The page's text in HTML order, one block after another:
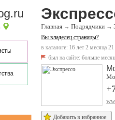
Главная → Подрядчики →
Вы владелец страницы?
в каталоге: 16 лет 2 месяца 21
был на сайте: больше
Добавить в избранное